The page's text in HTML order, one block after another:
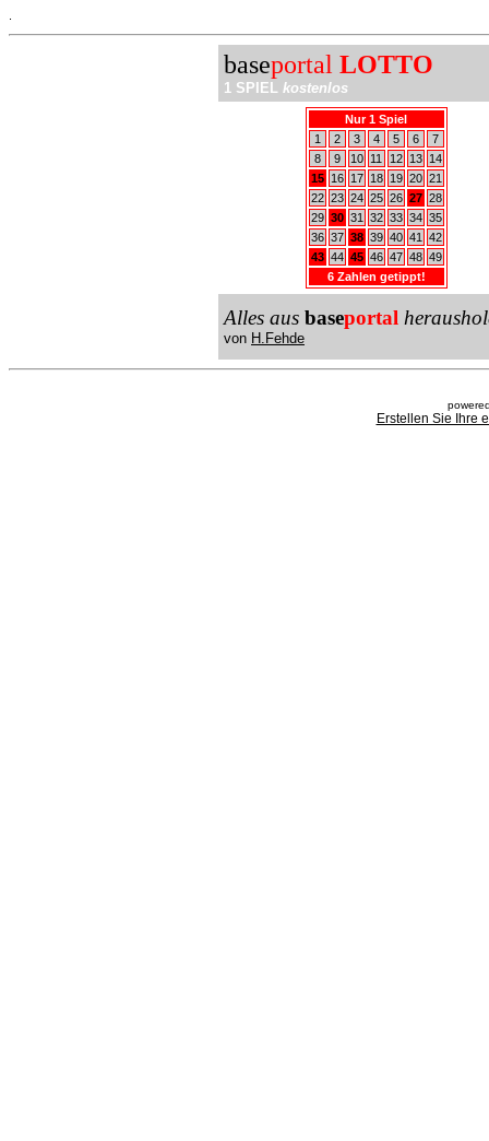
baseportal LOTTO
1 SPIEL kostenlos
Nur 1 Spiel
1
2 3 4 5 6
7
8
9 10 11 12 13
14
15
16 17 18 19 20 21
22 23 24 25 26 27 28
29 30 31 32 33 34 35
36 37 38 39 40 41
42
43 44 45 46 47 48 49
6 Zahlen getippt!
Alles aus baseportal
von H.Fehde
Erstellen Sie Ihre